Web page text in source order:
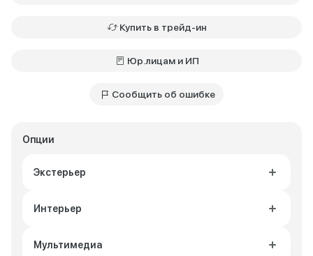
Опции
Экстерьер
Интерьер
Мультимедиа
Купить в трейд-ин
Юр.лицам и ИП
Сообщить об ошибке